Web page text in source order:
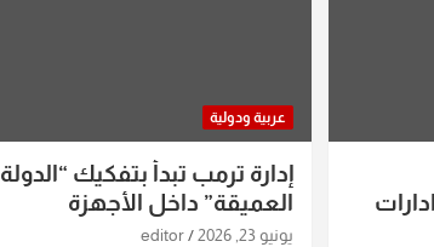
عربية ودولية
إدارة ترمب تبدأ بتفكيك “الدولة
العميقة” داخل الأجهزة
الاستخباراتية
يونيو 23, 2026 editor